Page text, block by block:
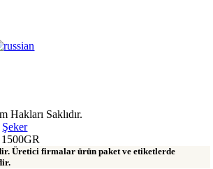
Saklıdır.
Şeker
Üretici firmalar ürün paket ve etiketlerde